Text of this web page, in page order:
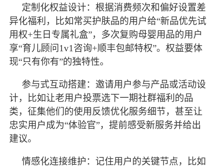
定制化权益设计：根据消费频次和偏好设置差
异化福利，比如常买护肤品的用户给“新品优先试
用权+生日专属礼盒”，多次复购母婴用品的用户
享“育儿顾问1v1咨询+顺丰包邮特权”。权益要体
现“只有你有”的独特性。
参与式互动搭建：邀请用户参与产品或活动设
计，比如让老用户投票选下一期社群福利的品
类，征集他们的使用反馈优化服务细节，甚至让
忠实用户成为“体验官”，提前感受新服务并给出
建议。
情感化连接维护：记住用户的关键节点，比如